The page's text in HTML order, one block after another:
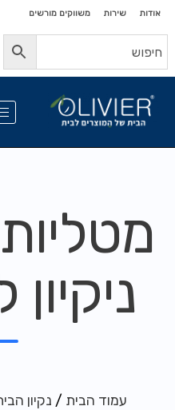
לתוכן
לתוכן
אודות שירות משווקים מורשים
עמוד הבית / נקיון